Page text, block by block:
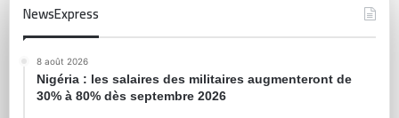
NewsExpress
8 août 2026
Nigéria : les salaires des militaires augmenteront de
30% à 80% dès septembre 2026